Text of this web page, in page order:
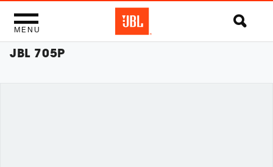
MENU
JBL 705P